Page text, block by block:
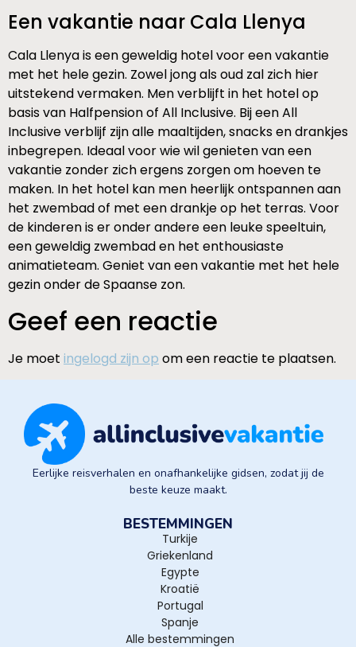
Een vakantie naar Cala Llenya
Cala Llenya is een geweldig hotel voor een vakantie
met het hele gezin. Zowel jong als oud zal zich hier
uitstekend vermaken. Men verblijft in het hotel op
basis van Halfpension of All Inclusive. Bij een All
Inclusive verblijf zijn alle maaltijden, snacks en drankjes
inbegrepen. Ideaal voor wie wil genieten van een
vakantie zonder zich ergens zorgen om hoeven te
maken. In het hotel kan men heerlijk ontspannen aan
het zwembad of met een drankje op het terras. Voor
de kinderen is er onder andere een leuke speeltuin,
een geweldig zwembad en het enthousiaste
animatieteam. Geniet van een vakantie met het hele
gezin onder de Spaanse zon.
Geef een reactie
Je moet ingelogd zijn op om een reactie te plaatsen.
Eerlijke reisverhalen en onafhankelijke gidsen, zodat jij de
beste keuze maakt.
BESTEMMINGEN
Turkije
Griekenland
Egypte
Kroatië
Portugal
Spanje
Alle bestemmingen